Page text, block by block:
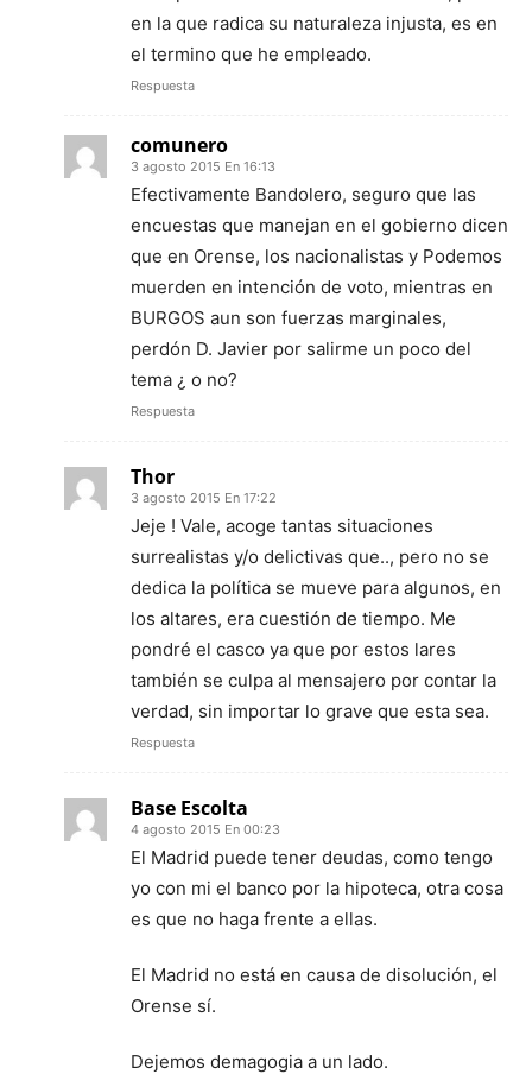
en la que radica su naturaleza injusta, es en
el termino que he empleado.
Respuesta
comunero
3 agosto 2015 En 16:13
Efectivamente Bandolero, seguro que las
encuestas que manejan en el gobierno dicen
que en Orense, los nacionalistas y Podemos
muerden en intención de voto, mientras en
BURGOS aun son fuerzas marginales,
perdón D. Javier por salirme un poco del
tema ¿ o no?
Respuesta
Thor
3 agosto 2015 En 17:22
Jeje ! Vale, acoge tantas situaciones
surrealistas y/o delictivas que.., pero no se
dedica la política se mueve para algunos, en
los altares, era cuestión de tiempo. Me
pondré el casco ya que por estos lares
también se culpa al mensajero por contar la
verdad, sin importar lo grave que esta sea.
Respuesta
Base Escolta
4 agosto 2015 En 00:23
El Madrid puede tener deudas, como tengo
yo con mi el banco por la hipoteca, otra cosa
es que no haga frente a ellas.
El Madrid no está en causa de disolución, el
Orense sí.
Dejemos demagogia a un lado.